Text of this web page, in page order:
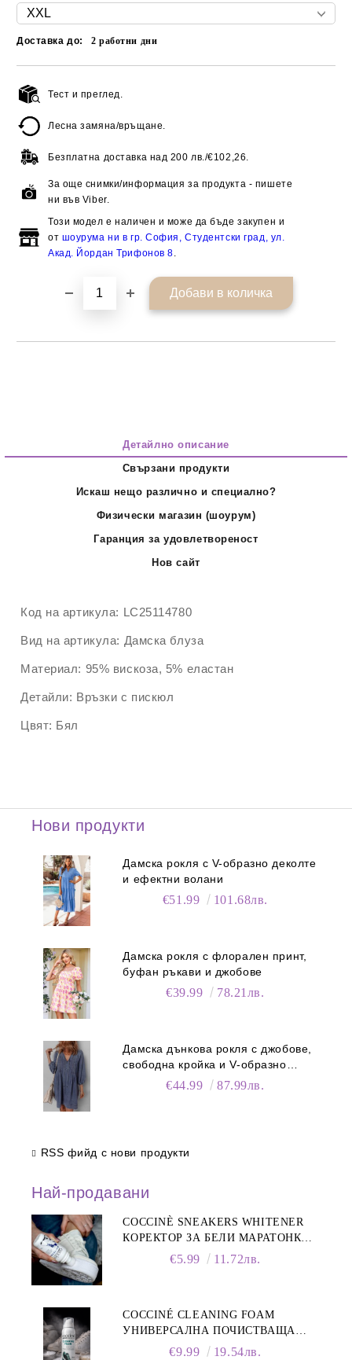
Доставка до: 2работни дни
Тест и преглед.
Лесна замяна/връщане.
Безплатна доставка над 200 лв./€102,26.
За още снимки/информация за продукта - пишете
ни във Viber.
Този модел е наличен и може да бъде закупен и
от шоурума ни в гр. София, Студентски град, ул.
Акад. Йордан Трифонов 8
Детайлно описание
Свързани продукти
Искаш нещо различно и специално?
Физически магазин (шоурум)
Гаранция за удовлетвореност
Нов сайт
Код на артикула: LC25114780
Вид на артикула: Дамска блуза
Материал: 95% вискоза, 5% еластан
Детайли: Връзки с пискюл
Цвят: Бял
Нови продукти
Дамска рокля с V-образно деколте
и ефектни волани
€51.99 101.68лв.
Дамска рокля с флорален принт,
буфан ръкави и джобове
€39.99 78.21лв.
Дамска дънкова рокля с джобове,
свободна кройка и V-образно
деколте€44.99 87.99лв.
RSS фийд с нови продукти
Най-продавани
COCCINÈ SNEAKERS WHITENER
КОРЕКТОР ЗА БЕЛИ МАРАТОНКИ,
€5.99 11.72лв.
COCCINÉ CLEANING FOAM
УНИВЕРСАЛНА ПОЧИСТВАЩА
ПЯНА ЗА ОБУВКИ, 150 МЛ
€9.99 19.54лв.